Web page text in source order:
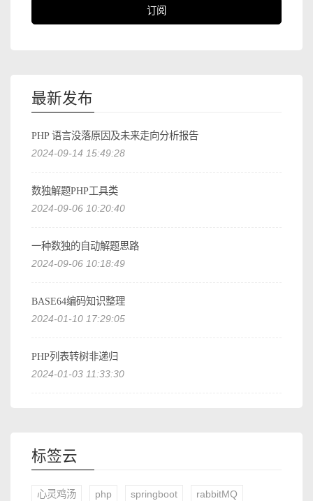
订阅
最新发布
PHP 语言没落原因及未来走向分析报告
2024-09-14 15:49:28
数独解题PHP工具类
2024-09-06 10:20:40
一种数独的自动解题思路
2024-09-06 10:18:49
BASE64编码知识整理
2024-01-10 17:29:05
PHP列表转树非递归
2024-01-03 11:33:30
标签云
心灵鸡汤 php springboot rabbitMQ